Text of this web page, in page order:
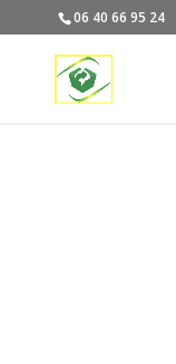
06 40 66 95 24